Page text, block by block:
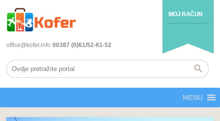
MOJ RAČUN
office@kofer.info 00387 (0)61/52-61-52
MENU